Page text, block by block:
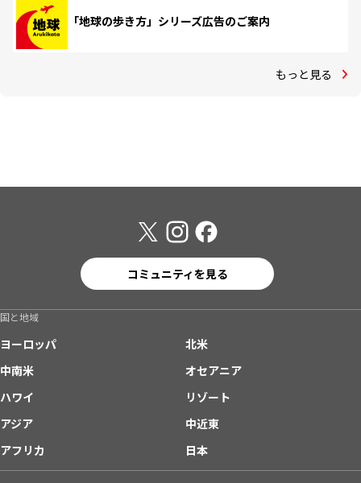
「地球の歩き方」シリーズ広告のご案内
もっと見る
コミュニティを見る
国と地域
ヨーロッパ
北米
中南米
オセアニア
ハワイ
リゾート
アジア
中近東
アフリカ
日本